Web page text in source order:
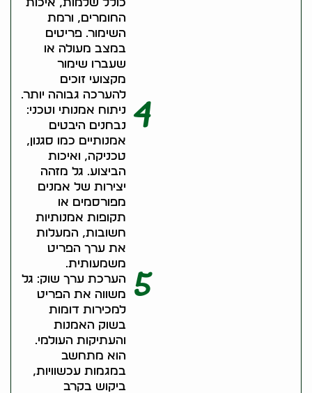
החומרים, ורמת
השימור. פריטים
במצב מעולה או
שעברו שימור
מקצועי זוכים
להערכה גבוהה יותר.
4
ניתוח אמנותי וטכני:
נבחנים היבטים
אמנותיים כמו סגנון,
טכניקה, ואיכות
הביצוע. גל מזהה
יצירות של אמנים
מפורסמים או
תקופות אמנותיות
חשובות, המעלות
את ערך הפריט
משמעותית.
5
הערכת ערך שוק: גל
משווה את הפריט
למכירות דומות
בשוק האמנות
והעתיקות העולמי.
הוא מתחשב
במגמות עכשוויות,
ביקוש בקרב